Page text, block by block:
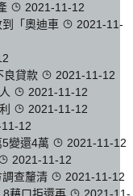
2021-11-12
「奧迪車
2021-11-
良貸款
2021-11-12
2021-11-12
2021-11-12
12
變還4萬
2021-11-12
2021-11-12
查釐清
2021-11-12